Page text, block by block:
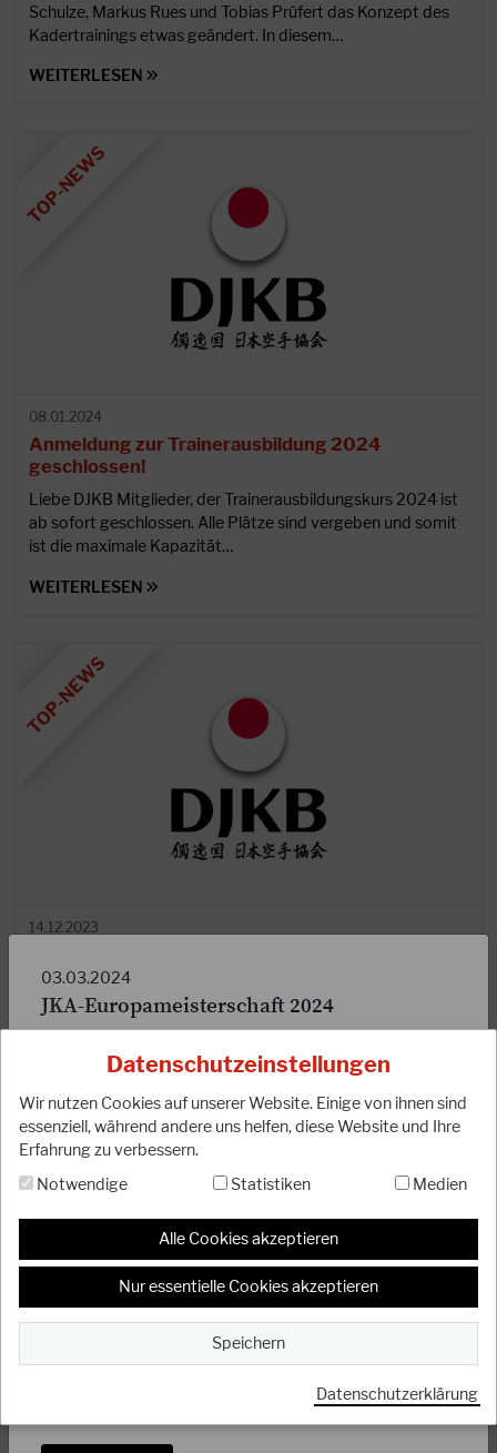
Datenschutzeinstellungen
Wir nutzen Cookies auf unserer Website. Einige von ihnen sind
essenziell, während andere uns helfen, diese Website und Ihre
Erfahrung zu verbessern.
Notwendige
Statistiken Medien
Alle Cookies akzeptieren
Nur essentielle Cookies akzeptieren
Speichern
Datenschutzerklärung
Schulze, Markus Rues und Tobias Prüfert das Konzept des
Kadertrainings etwas geändert. In diesem…
WEITERLESEN
08.01.2024
Anmeldung zur Trainerausbildung 2024
geschlossen!
Liebe DJKB Mitglieder, der Trainerausbildungskurs 2024 ist
ab sofort geschlossen. Alle Plätze sind vergeben und somit
ist die maximale Kapazität…
WEITERLESEN
14.12.2023
Die Deutsche Meisterschaft 2024 wird aufgrund personeller
Veränderungen nicht wie geplant am 15.06.2024 in
Frankfurt …
WEITERLESEN
03.03.2024
JKA-Europameisterschaft 2024
Die diesjährige Europameisterschaft der JKA findet am
06.04.2024 in Gent (Belgien) statt. Wir drücken unserer
Nationalmannschaft ganz fest die Daumen und hoffen
auf eine großartige Unterstützung von den
könnt ihr Tickets buchen und findet alle weiteren